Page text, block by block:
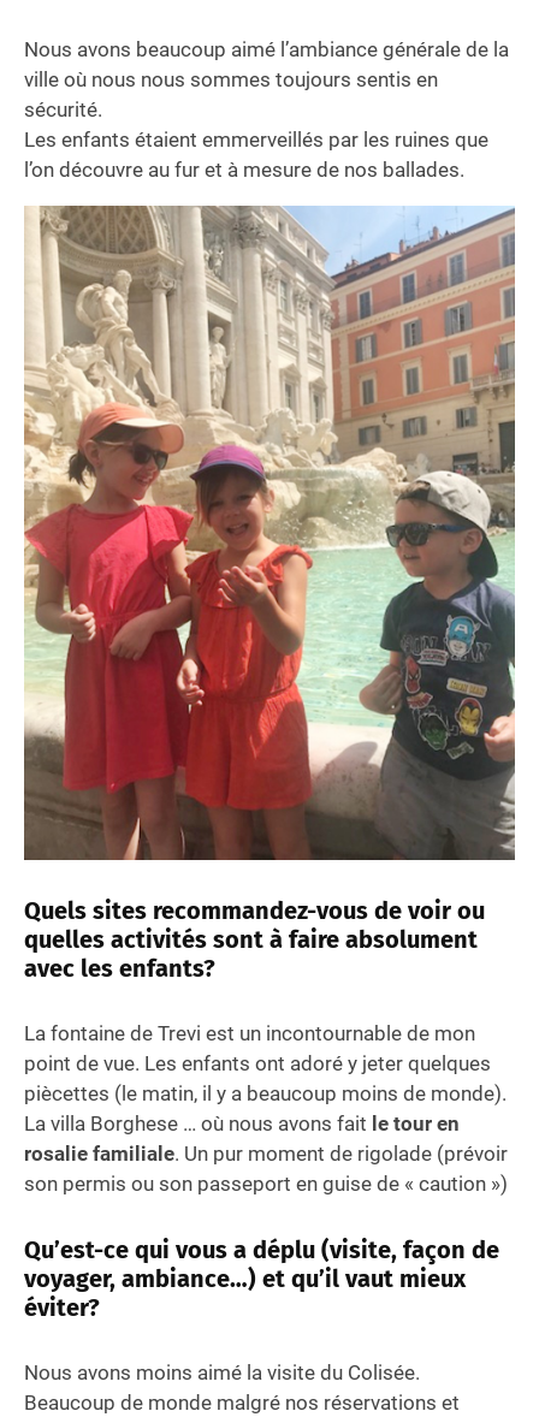
Nous avons beaucoup aimé l’ambiance générale de la
ville où nous nous sommes toujours sentis en
sécurité.
Les enfants étaient emmerveillés par les ruines que
l’on découvre au fur et à mesure de nos ballades.
Quels sites recommandez-vous de voir ou
quelles activités sont à faire absolument
avec les enfants?
La fontaine de Trevi est un incontournable de mon
point de vue. Les enfants ont adoré y jeter quelques
piècettes (le matin, il y a beaucoup moins de monde).
La villa Borghese … où nous avons fait le tour en
rosalie familiale. Un pur moment de rigolade (prévoir
son permis ou son passeport en guise de « caution »)
Qu’est-ce qui vous a déplu (visite, façon de
voyager, ambiance…) et qu’il vaut mieux
éviter?
Nous avons moins aimé la visite du Colisée.
Beaucoup de monde malgré nos réservations et